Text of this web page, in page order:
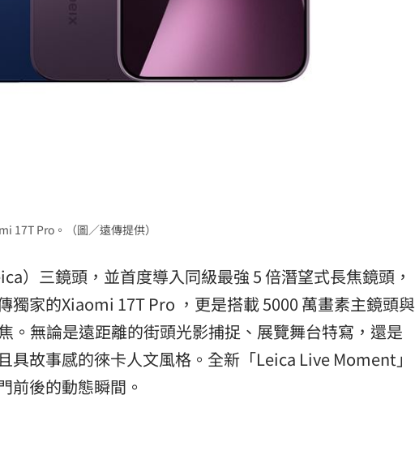
17T Pro。（圖／遠傳提供）
）三鏡頭，並首度導入同級最強 5 倍潛望式長焦鏡頭，
獨家的Xiaomi 17T Pro ，更是搭載 5000 萬畫素主鏡頭與
。無論是遠距離的街頭光影捕捉、展覽舞台特寫，還是
具故事感的徠卡人文風格。全新「Leica Live Moment」
前後的動態瞬間。